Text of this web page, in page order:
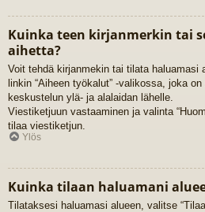
Kuinka teen kirjanmerkin tai
aihetta?
Voit tehdä kirjanmekin tai tilata haluamasi
linkin “Aiheen työkalut” -valikossa, joka
keskustelun ylä- ja alalaidan lähelle.
Viestiketjuun vastaaminen ja valinta
tilaa viestiketjun.
Ylös
Kuinka tilaan haluamani
Tilataksesi haluamasi alueen, valitse